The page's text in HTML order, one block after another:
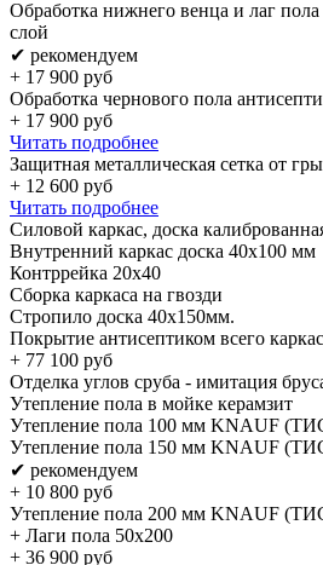
Обработка нижнего венца и лаг
слой
✔ рекомендуем
+ 17 900 руб
Обработка чернового пола
+ 17 900 руб
Читать подробнее
Защитная металлическая сетка от
+ 12 600 руб
Читать подробнее
Силовой каркас, доска
Внутренний каркас доска 40х100 мм
Контррейка 20х40
Сборка каркаса на гвозди
Стропило доска 40x150мм.
Покрытие антисептиком всего
+ 77 100 руб
Отделка углов сруба - имитация
Утепление пола в мойке керамзит
Утепление пола 100 мм KNAUF
Утепление пола 150 мм KNAUF
✔ рекомендуем
+ 10 800 руб
Утепление пола 200 мм KNAUF
+ Лаги пола 50х200
+ 36 900 руб